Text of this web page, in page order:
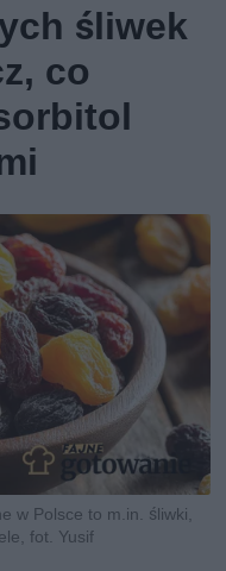
śliwek
co
w Polsce to m.in. śliwki,
fot. Yusif